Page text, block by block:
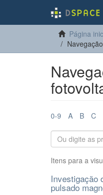
Página
0-9 A B C
Itens para a
Investigação
pulsado